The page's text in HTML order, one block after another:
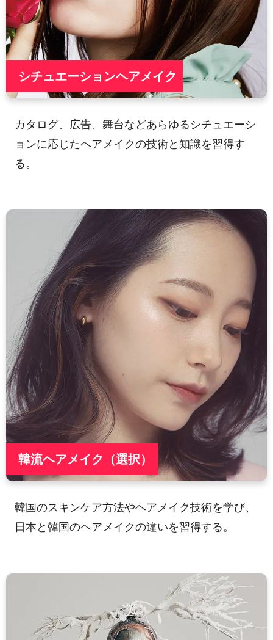
シチュエーションヘアメイク
カタログ、広告、舞台などあらゆるシチュエーシ
ョンに応じたヘアメイクの技術と知識を習得す
る。
韓流ヘアメイク（選択）
韓国のスキンケア方法やヘアメイク技術を学び、
日本と韓国のヘアメイクの違いを習得する。